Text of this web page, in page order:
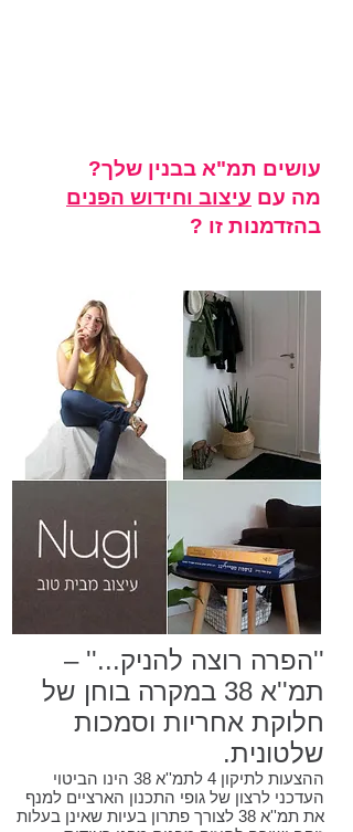
עושים תמ"א בבנין שלך?
מה עם עיצוב וחידוש הפנים
בהזדמנות זו ?
''הפרה רוצה להניק...'' –
תמ''א 38 במקרה בוחן של
חלוקת אחריות וסמכות
שלטונית.
ההצעות לתיקון 4 לתמ''א 38 הינו הביטוי
העדכני לרצון של גופי התכנון הארציים למנף
את תמ''א 38 לצורך פתרון בעיות שאינן בעלות